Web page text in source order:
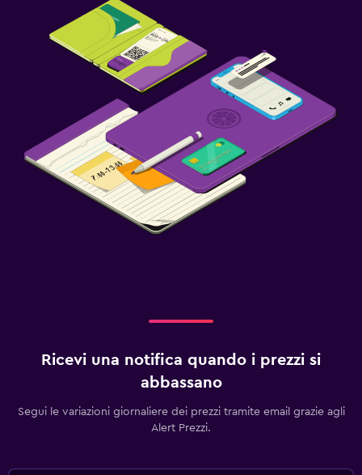
Ricevi una notifica quando i prezzi si
abbassano
Segui le variazioni giornaliere dei prezzi tramite email grazie agli
Alert Prezzi.